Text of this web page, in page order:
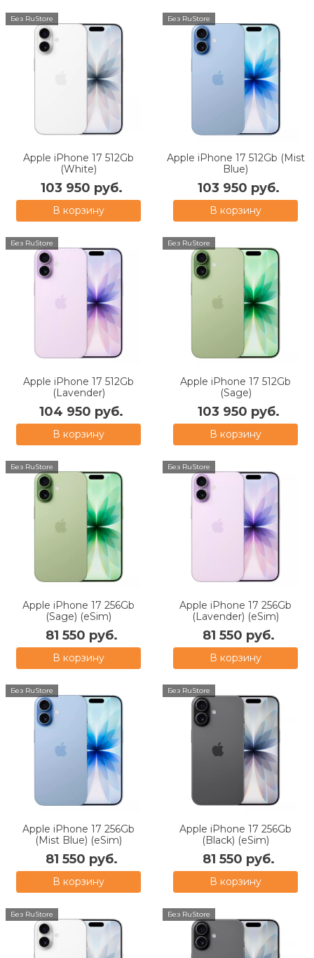
Без RuStore
Apple iPhone 17 512Gb
(White)
103 950 руб.
В корзину
Без RuStore
Apple iPhone 17 512Gb (Mist
Blue)
103 950 руб.
В корзину
Без RuStore
Apple iPhone 17 512Gb
(Lavender)
104 950 руб.
В корзину
Без RuStore
Apple iPhone 17 512Gb
(Sage)
103 950 руб.
В корзину
Без RuStore
Apple iPhone 17 256Gb
(Sage) (eSim)
81 550 руб.
В корзину
Без RuStore
Apple iPhone 17 256Gb
(Lavender) (eSim)
81 550 руб.
В корзину
Без RuStore
Apple iPhone 17 256Gb
(Mist Blue) (eSim)
81 550 руб.
В корзину
Без RuStore
Apple iPhone 17 256Gb
(Black) (eSim)
81 550 руб.
В корзину
Без RuStore Без RuStore